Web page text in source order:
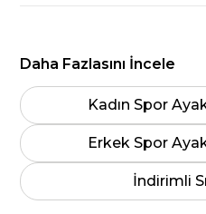
Daha Fazlasını İncele
Kadın Spor
Erkek Spor
İndirimli